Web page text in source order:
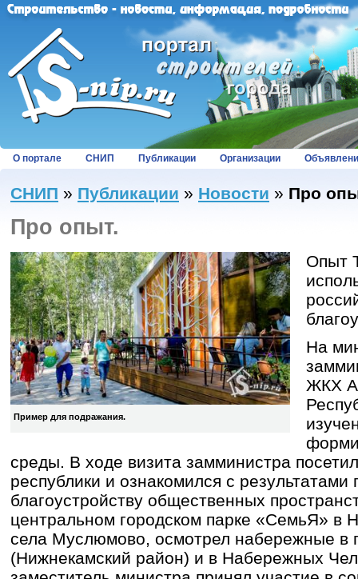
О портале СНИП Публикации Организации
СНИП » Публикации » Новости » Про
Про опыт.
Пример для подражания.
Опыт
На
ЖКХ
среды. В ходе визита замминистра
республики и ознакомился с
благоустройству общественных
центральном городском парке «СемьЯ» в
села Муслюмово, осмотрел набережные в
(Нижнекамский район) и в Набережных